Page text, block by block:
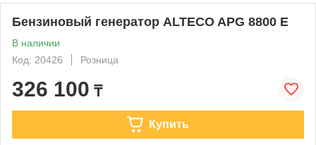
Бензиновый генератор ALTECO APG 8800 E
В наличии
Код: 20426
Розница
326 100 ₸
Купить